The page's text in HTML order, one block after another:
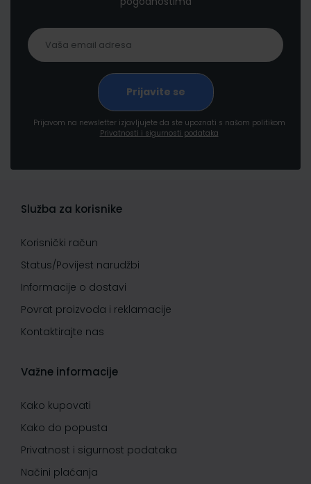
Prijavom na newsletter izjavljujete da ste upoznati s našom politikom
Privatnosti i sigurnosti podataka
Služba za korisnike
Korisnički račun
Status/Povijest narudžbi
Informacije o dostavi
Povrat proizvoda i reklamacije
Kontaktirajte nas
Važne informacije
Kako kupovati
Kako do popusta
Privatnost i sigurnost podataka
Načini plaćanja